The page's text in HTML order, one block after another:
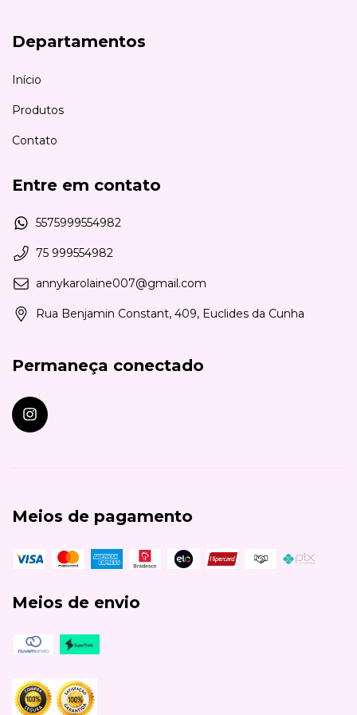
Departamentos
Início
Produtos
Contato
Entre em contato
5575999554982
75 999554982
annykarolaine007@gmail.com
Rua Benjamin Constant, 409, Euclides da Cunha
Permaneça conectado
Meios de pagamento
Meios de envio